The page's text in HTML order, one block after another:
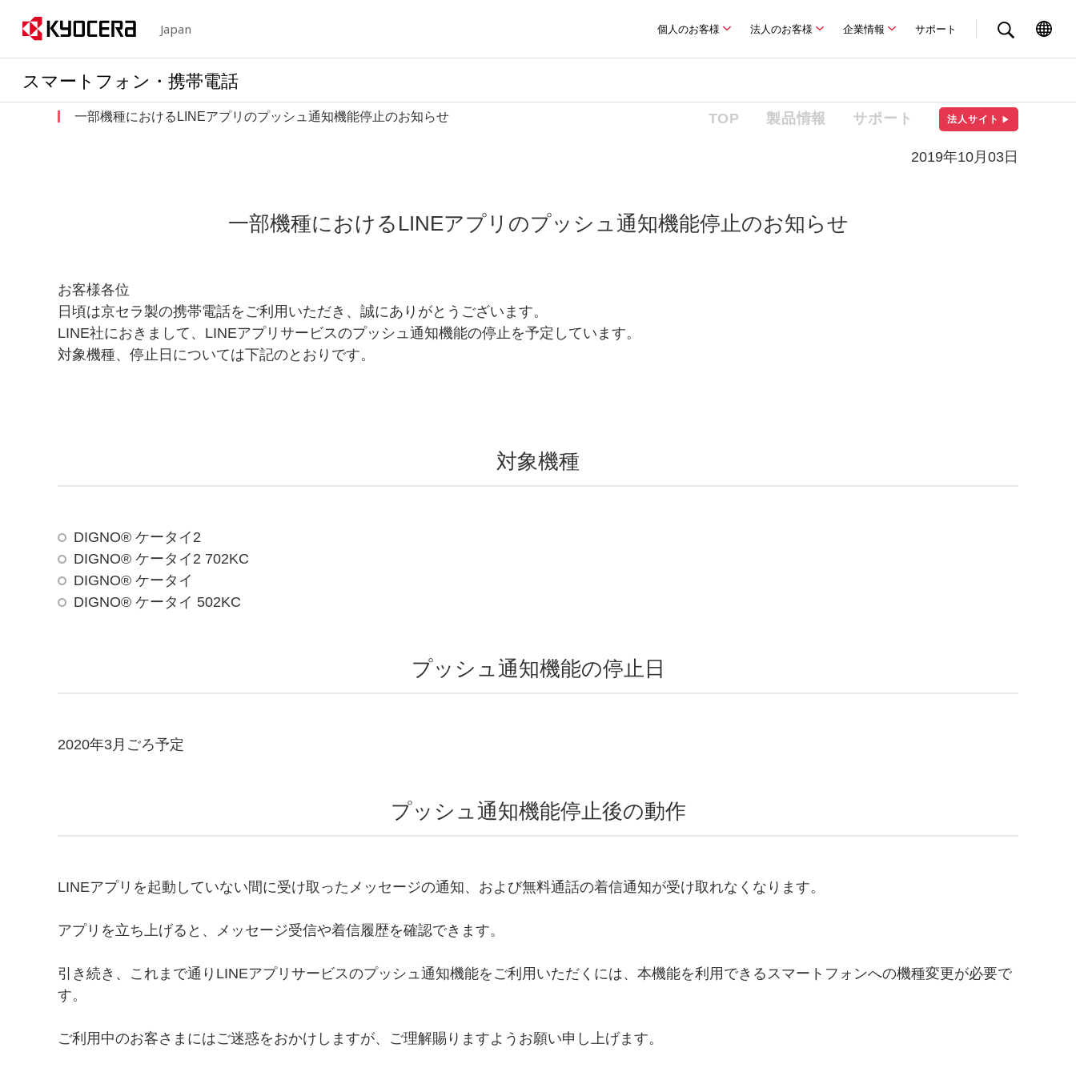
Japan 個人のお客様 法人のお客様 企業情報 サポート
スマートフォン・携帯電話
TOP 製品情報 サポート 法人サイト ▶
一部機種におけるLINEアプリのプッシュ通知機能停止のお知らせ
2019年10月03日
一部機種におけるLINEアプリのプッシュ通知機能停止のお知らせ
お客様各位
日頃は京セラ製の携帯電話をご利用いただき、誠にありがとうございます。
LINE社におきまして、LINEアプリサービスのプッシュ通知機能の停止を予定しています。
対象機種、停止日については下記のとおりです。
対象機種
DIGNO® ケータイ2
DIGNO® ケータイ2 702KC
DIGNO® ケータイ
DIGNO® ケータイ 502KC
プッシュ通知機能の停止日
2020年3月ごろ予定
プッシュ通知機能停止後の動作
LINEアプリを起動していない間に受け取ったメッセージの通知、および無料通話の着信通知が受け取れなくなります。
アプリを立ち上げると、メッセージ受信や着信履歴を確認できます。
引き続き、これまで通りLINEアプリサービスのプッシュ通知機能をご利用いただくには、本機能を利用できるスマートフォンへの機種変更が必要で
す。
ご利用中のお客さまにはご迷惑をおかけしますが、ご理解賜りますようお願い申し上げます。